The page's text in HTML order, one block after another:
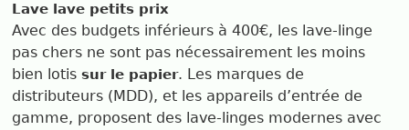
Lave lave petits prix
Avec des budgets inférieurs à 400€, les lave-linge
pas chers ne sont pas nécessairement les moins
bien lotissur le papier. Les marques de
distributeurs (MDD), et les appareils d’entrée de
gamme, proposent des lave-linges modernes avec